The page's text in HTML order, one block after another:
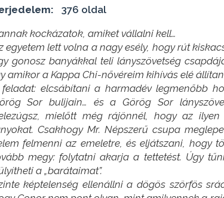
376 oldal
kockázatok, amiket vállalni kell…
egyetem lett volna a nagy esély, hogy rút
gonosz banyákkal teli lányszövetség
amikor a Kappa Chi-nővéreim kihívás elé
feladat: elcsábítani a harmadév legmenőbb
Sor bulijain… és a Görög Sor
mielőtt még rájönnél, hogy az
Csakhogy Mr. Népszerű csupa
felmenni az emeletre, és eljátszani, hogy
megy: folytatni akarja a tettetést. Úgy
a „barátaimat”.
képtelenség ellenállni a dögös szörfös